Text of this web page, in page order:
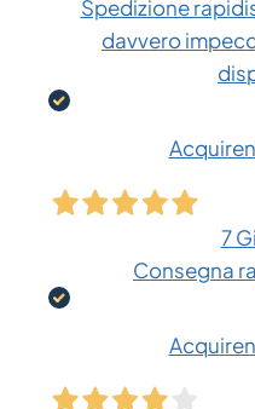
Spedizione
davvero
7
Consegna